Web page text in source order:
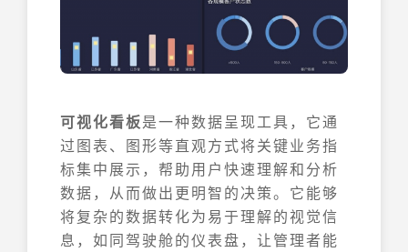
可视化看板是一种数据呈现工具，它通
过图表、图形等直观方式将关键业务指
标集中展示，帮助用户快速理解和分析
数据，从而做出更明智的决策。它能够
将复杂的数据转化为易于理解的视觉信
息，如同驾驶舱的仪表盘，让管理者能